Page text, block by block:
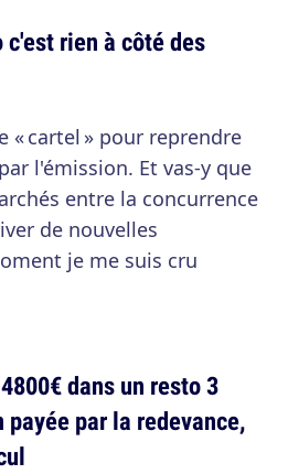
c'est rien à côté des
« cartel » pour reprendre
l'émission. Et vas-y que
entre la concurrence
de nouvelles
je me suis cru
dans un resto 3
par la redevance,